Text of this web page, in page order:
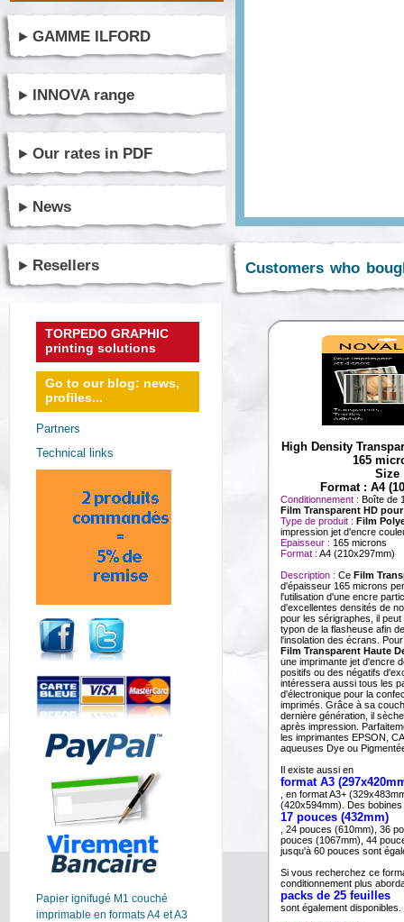
GAMME ILFORD
INNOVA range
Our rates in PDF
News
Resellers
TORPEDO GRAPHIC
printing solutions
Go to our blog: news,
profiles...
Partners
Technical links
Papier ignifugé M1 couché
imprimable en formats A4 et A3
Customers who
High Density
165
Size
Format : A4
Conditionnement : Boîte de
Film Transparent HD
Type de produit : Film
impression jet d'encre
Epaisseur : 165 microns
Format : A4 (210x297mm)
Description : Ce Film
d'épaisseur 165 microns
l'utilisation d'une encre
d'excellentes densités de
pour les sérigraphes, il
typon de la flasheuse afin
l'insolation des écrans.
Film Transparent Haute
une imprimante jet d'encre
positifs ou des négatifs
intéressera aussi tous les
d'électronique pour la
imprimés. Grâce à sa
dernière génération, il
après impression.
les imprimantes EPSON,
aqueuses Dye ou
Il existe aussi en
format A3
, en format A3+
(420x594mm). Des bobines
17 pouces (432mm)
, 24 pouces (610mm), 36
pouces (1067mm), 44
jusqu'à 60 pouces sont
Si vous recherchez ce
conditionnement plus
packs de 25 feuilles
sont également disponibles.